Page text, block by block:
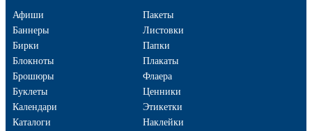
Афиши
Баннеры
Бирки
Блокноты
Брошюры
Буклеты
Календари
Каталоги
Пакеты
Листовки
Папки
Плакаты
Флаера
Ценники
Этикетки
Наклейки